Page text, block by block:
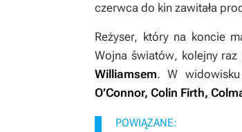
czerwca do kin zawitała
Reżyser, który na koncie
Wojna światów, kolejny raz
Williamsem. W
O’Connor, Colin Firth,
POWIĄZANE: